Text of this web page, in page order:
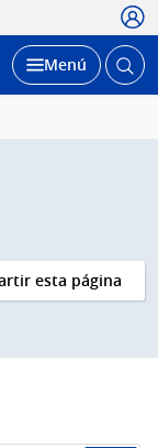
Desplegar
Menú Abrir
esta página